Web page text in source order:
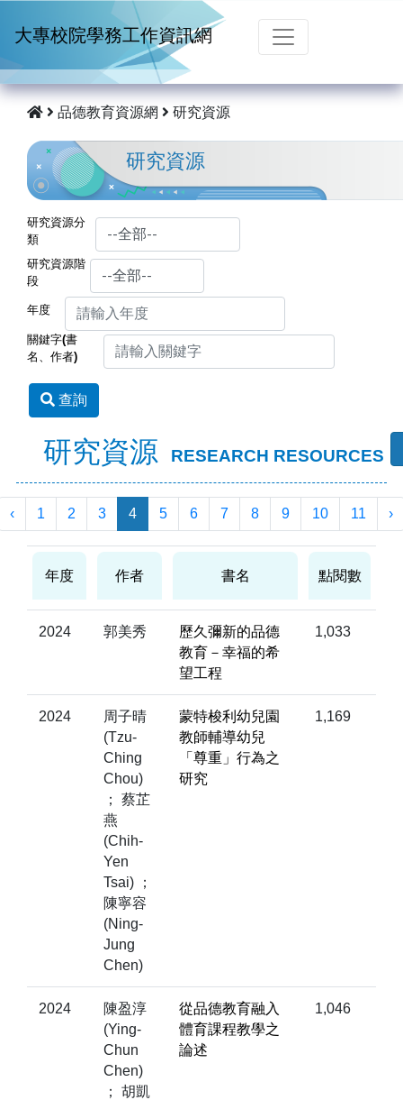
大專校院學務工作資訊網
品德教育資源網 研究資源
研究資源
研究資源分
類
研究資源階
段
年度
關鍵字(書
名、作者)
查詢
研究資源 RESEARCH RESOURCES
‹ 1 2 3 4 5 6 7 8 9 10 11 ›
年度 作者 書名 點閱數
2024 郭美秀
歷久彌新的品德
教育－幸福的希
望工程
1,033
2024
周子晴
(Tzu-
Ching
Chou)
； 蔡芷
燕
(Chih-
Yen
Tsai) ；
陳寧容
(Ning-
Jung
Chen)
蒙特梭利幼兒園
教師輔導幼兒
「尊重」行為之
研究
1,169
2024
陳盈淳
(Ying-
Chun
Chen)
； 胡凱
從品德教育融入
體育課程教學之
論述
1,046